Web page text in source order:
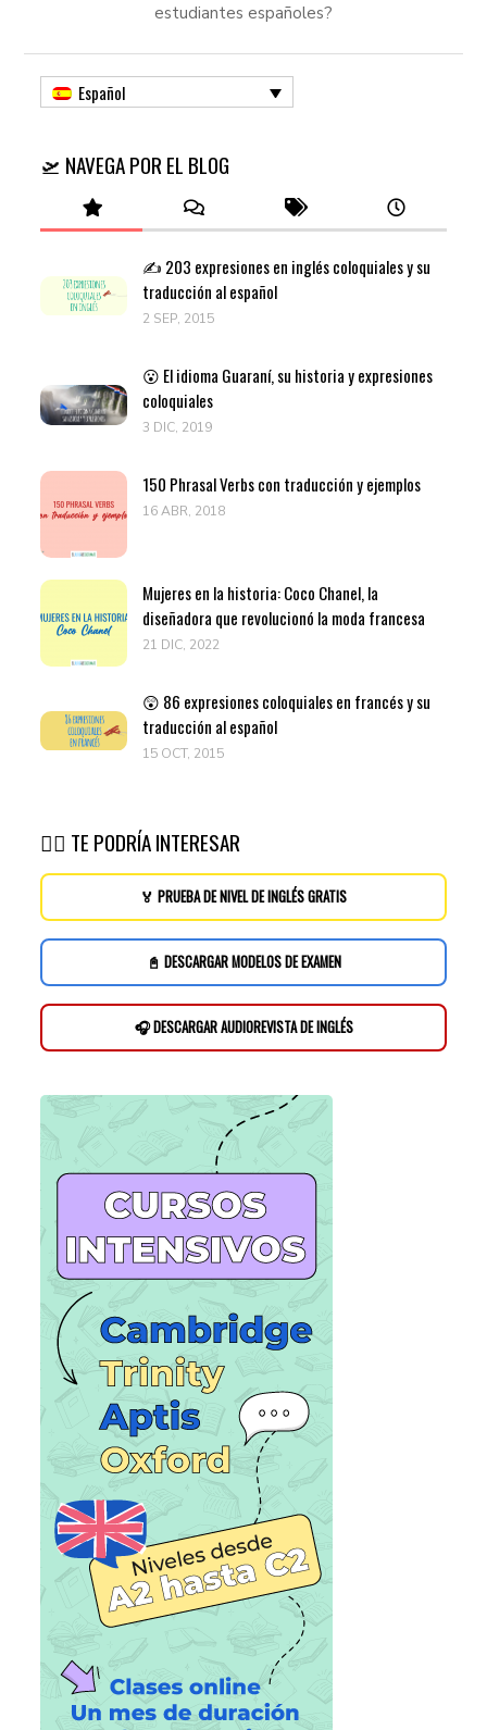
estudiantes españoles?
Español
🛫 NAVEGA POR EL BLOG
✍️ 203 expresiones en inglés coloquiales y su
traducción al español
2 SEP, 2015
😮 El idioma Guaraní, su historia y expresiones
coloquiales
3 DIC, 2019
150 Phrasal Verbs con traducción y ejemplos
16 ABR, 2018
Mujeres en la historia: Coco Chanel, la
diseñadora que revolucionó la moda francesa
21 DIC, 2022
😲 86 expresiones coloquiales en francés y su
traducción al español
15 OCT, 2015
👉🏽 TE PODRÍA INTERESAR
🏅 PRUEBA DE NIVEL DE INGLÉS GRATIS
📓 DESCARGAR MODELOS DE EXAMEN
🎧 DESCARGAR AUDIOREVISTA DE INGLÉS